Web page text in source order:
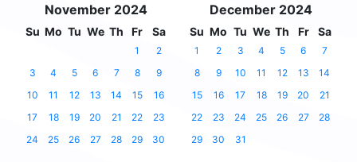
November 2024
Su Mo Tu We Th Fr Sa
1
2
3
4 5 6 7 8
9
10
11 12 13 14 15
16
17
18 19 20 21 22
23
24
25 26 27 28 29 30
December 2024
Su Mo Tu We Th Fr Sa
1 2 3 4 5 6
7
8
9 10 11 12 13
14
15
16 17 18 19 20
21
22
23 24 25 26 27
28
29
30 31